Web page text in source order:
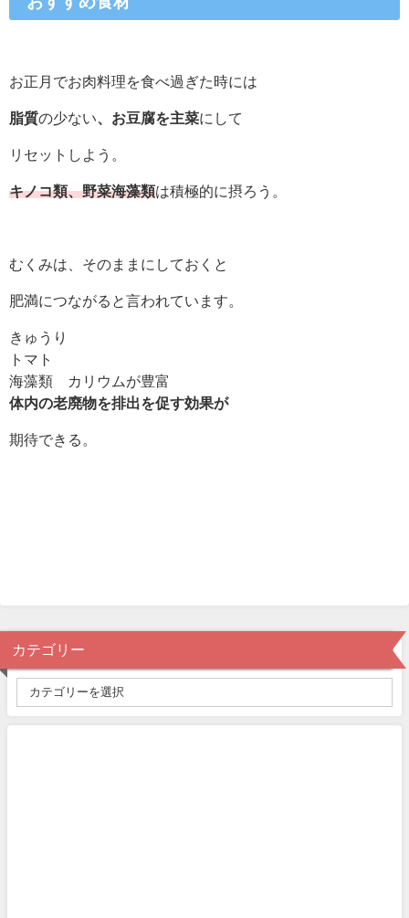
お正月でお肉料理を食べ過ぎた時には
脂質の少ない、お豆腐を主菜にして
リセットしよう。
キノコ類、野菜海藻類は積極的に摂ろう。
むくみは、そのままにしておくと
肥満につながると言われています。
きゅうり
トマト
海藻類 カリウムが豊富
体内の老廃物を排出を促す効果が
期待できる。
カテゴリー